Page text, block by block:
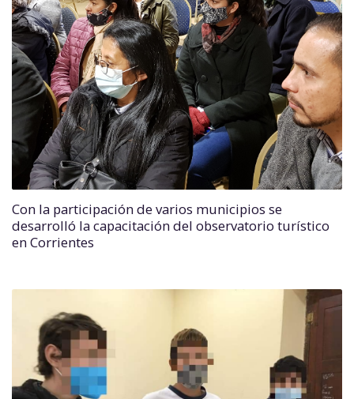
Con la participación de varios municipios se
desarrolló la capacitación del observatorio turístico
en Corrientes